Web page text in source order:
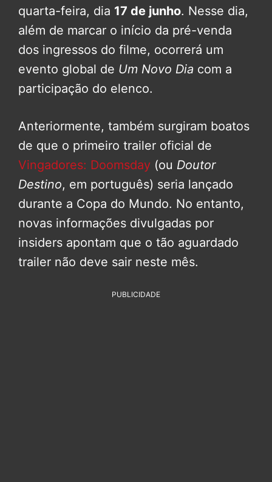
quarta-feira, dia 17 de junho. Nesse dia,
além de marcar o início da pré-venda
dos ingressos do filme, ocorrerá um
evento global de Um Novo Dia com a
participação do elenco.
Anteriormente, também surgiram boatos
de que o primeiro trailer oficial de
Vingadores: Doomsday (ou Doutor
Destino, em português) seria lançado
durante a Copa do Mundo. No entanto,
novas informações divulgadas por
insiders apontam que o tão aguardado
trailer não deve sair neste mês.
PUBLICIDADE